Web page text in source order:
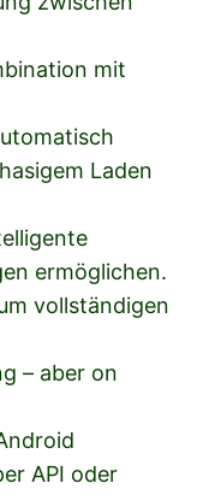
mit
Laden
ermöglichen.
vollständigen
– aber on
API oder